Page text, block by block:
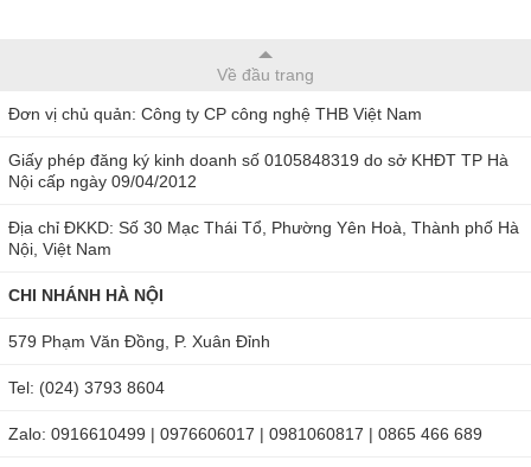
Về đầu trang
Đơn vị chủ quản: Công ty CP công nghệ THB Việt Nam
Giấy phép đăng ký kinh doanh số 0105848319 do sở KHĐT TP Hà
Nội cấp ngày 09/04/2012
Địa chỉ ĐKKD: Số 30 Mạc Thái Tổ, Phường Yên Hoà, Thành phố Hà
Nội, Việt Nam
CHI NHÁNH HÀ NỘI
579 Phạm Văn Đồng, P. Xuân Đỉnh
Tel: (024) 3793 8604
Zalo: 0916610499 | 0976606017 | 0981060817 | 0865 466 689